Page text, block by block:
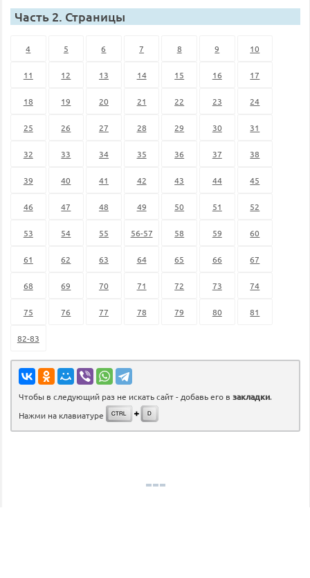
Часть 2. Страницы
4 5 6 7 8 9 10
11 12 13 14 15 16 17
18 19 20 21 22 23 24
25 26 27 28 29 30 31
32 33 34 35 36 37 38
39 40 41 42 43 44 45
46 47 48 49 50 51 52
53 54 55 56-57 58 59 60
61 62 63 64 65 66 67
68 69 70 71 72 73 74
75 76 77 78 79 80 81
82-83
Чтобы в следующий раз не искать сайт - добавь его в закладки.
Нажми на клавиатуре